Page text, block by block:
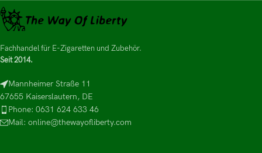
Fachhandel für E-Zigaretten und Zubehör.
Seit 2014.
Mannheimer Straße 11
67655 Kaiserslautern, DE
Phone: 0631 624 633 46
Mail: online@thewayofliberty.com